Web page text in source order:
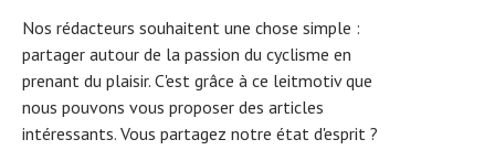
Nos rédacteurs souhaitent une chose simple :
partager autour de la passion du cyclisme en
prenant du plaisir. C'est grâce à ce leitmotiv que
nous pouvons vous proposer des articles
intéressants. Vous partagez notre état d'esprit ?